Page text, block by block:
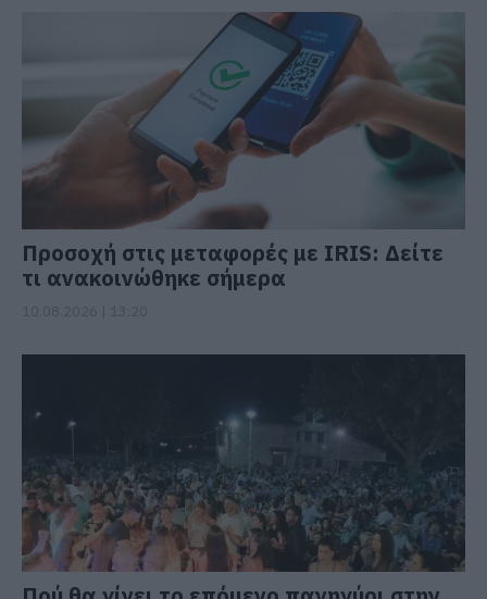
Προσοχή στις μεταφορές με IRIS: Δείτε
τι ανακοινώθηκε σήμερα